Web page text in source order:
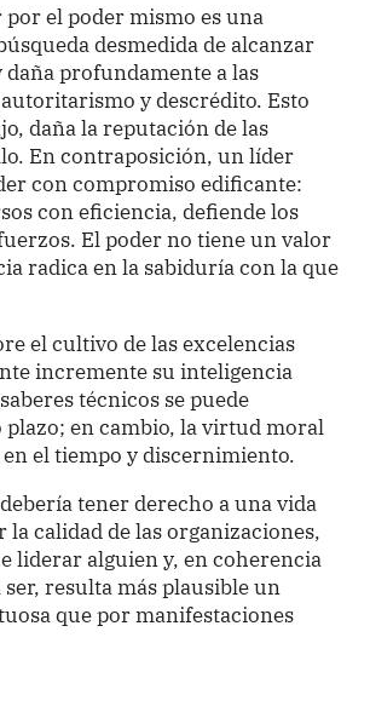
el poder mismo es una
desmedida de alcanzar
profundamente a las
y descrédito. Esto
daña la reputación de las
En contraposición, un líder
con compromiso edificante:
con eficiencia, defiende los
El poder no tiene un valor
radica en la sabiduría con la que
el cultivo de las excelencias
incremente su inteligencia
técnicos se puede
en cambio, la virtud moral
el tiempo y discernimiento.
tener derecho a una vida
calidad de las organizaciones,
liderar alguien y, en coherencia
resulta más plausible un
que por manifestaciones